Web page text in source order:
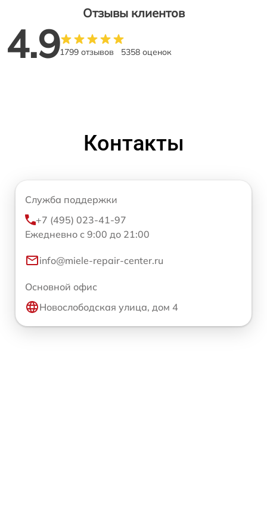
Отзывы клиентов
4.91799 отзывов 5358 оценок
Контакты
Служба поддержки
+7 (495) 023-41-97
Ежедневно с 9:00 до 21:00
info@miele-repair-center.ru
Основной офис
Новослободская улица, дом 4